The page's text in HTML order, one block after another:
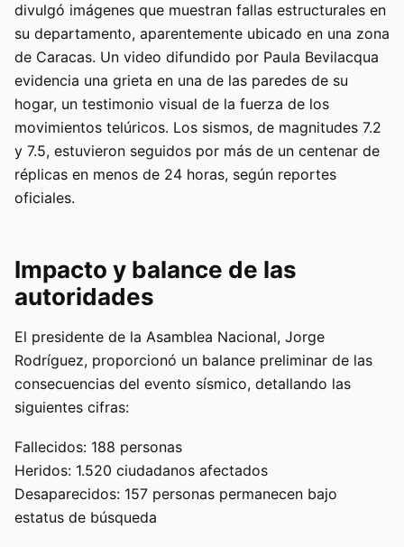
divulgó imágenes que muestran fallas estructurales en
su departamento, aparentemente ubicado en una zona
de Caracas. Un video difundido por Paula Bevilacqua
evidencia una grieta en una de las paredes de su
hogar, un testimonio visual de la fuerza de los
movimientos telúricos. Los sismos, de magnitudes 7.2
y 7.5, estuvieron seguidos por más de un centenar de
réplicas en menos de 24 horas, según reportes
oficiales.
Impacto y balance de las
autoridades
El presidente de la Asamblea Nacional, Jorge
Rodríguez, proporcionó un balance preliminar de las
consecuencias del evento sísmico, detallando las
siguientes cifras:
Fallecidos: 188 personas
Heridos: 1.520 ciudadanos afectados
Desaparecidos: 157 personas permanecen bajo
estatus de búsqueda